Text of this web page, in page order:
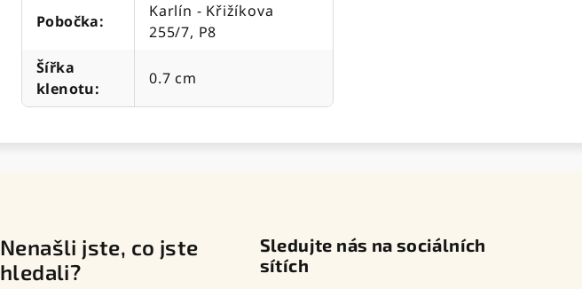
Pobočka:
Karlín - Křižíkova
255/7, P8
Šířka
klenotu:
0.7 cm
Nenašli jste, co jste
hledali?
Sledujte nás na sociálních
sítích